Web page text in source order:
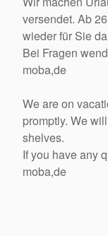
versendet. Ab
wieder für Sie
Bei Fragen
moba,de
We are on
promptly. We
shelves.
If you have any
moba,de